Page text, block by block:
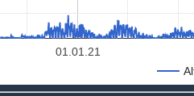
01.01.21